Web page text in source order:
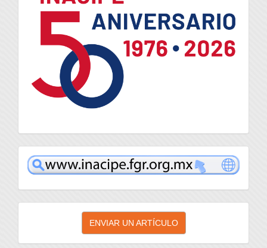
inacipe
Enviar
ENVIAR UN ARTÍCULO